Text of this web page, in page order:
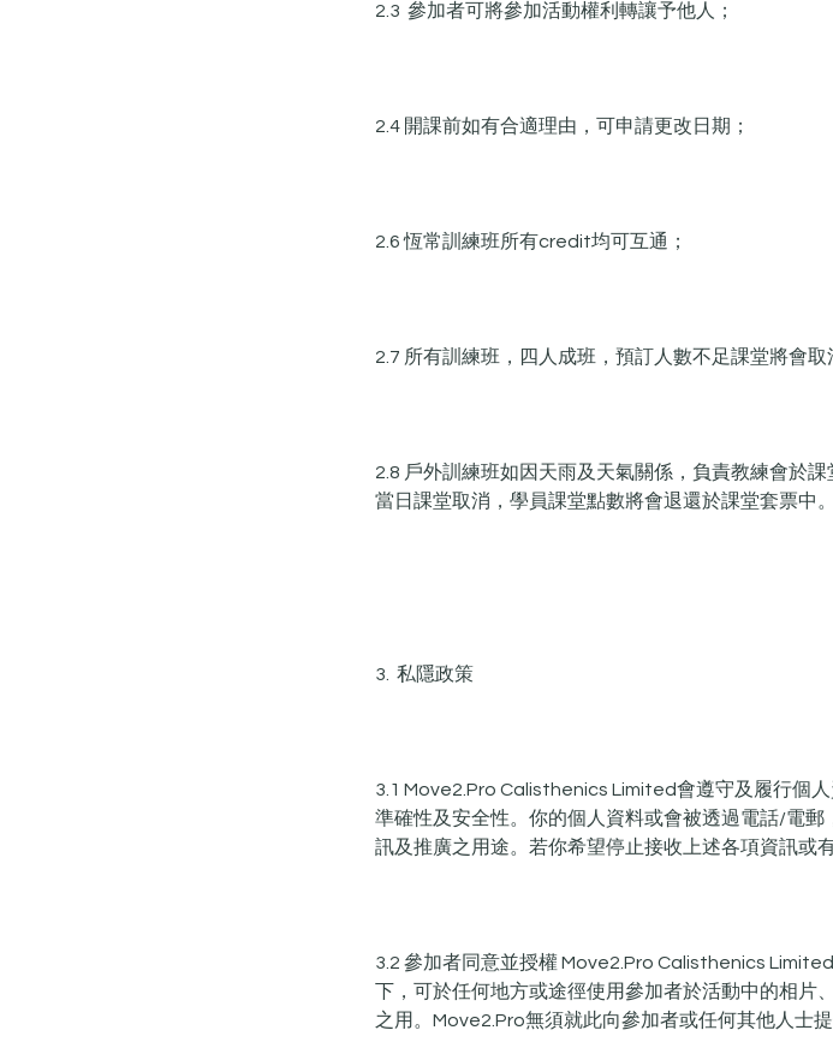
2.3 參加者可將參加活動權利轉讓予他人；​
2.4 開課前如有合適理由，可申請更改日期；
2.6 恆常訓練班所有credit均可互通；
2.7 所有訓練班，四人成班，預訂人數不足課堂將會取
2.8 戶外訓練班如因天雨及天氣關係，負責教練會於
當日課堂取消，學員課堂點數將會退還於課堂套票中。
3. 私隱政策
3.1 Move2.Pro Calisthenics Limited會遵守及履行個
準確性及安全性。你的個人資料或會被透過電話/電
訊及推廣之用途。若你希望停止接收上述各項資訊或
3.2 參加者同意並授權 Move2.Pro Calisthenics
下，可於任何地方或途徑使用參加者於活動中的相
之用。Move2.Pro無須就此向參加者或任何其他人士